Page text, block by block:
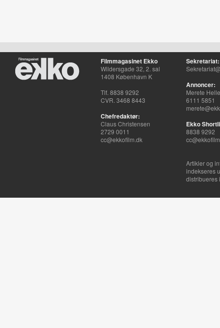
Filmmagasinet Ekko
Wildersgade 32, 2. sal
1408 København K
Tlf. 8838 9292
CVR. 3468 8443
Chefredaktør:
Claus Christensen
2729 0011
cc@ekkofilm.dk
Sekretariat:
Annoncer:
Merete
6111 5851
Ekko
8838 9292
Artikler og
indekseres
distribueres